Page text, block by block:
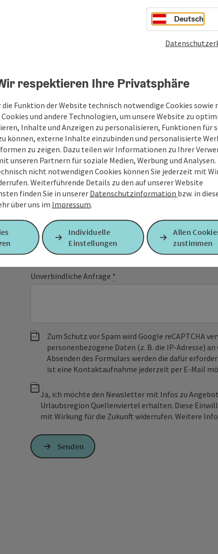
sich hierbei der
in der letzten
Ihre Nachricht
Felder mit*sind Pflichtfelder
Vorname Nachname
Unverbindliche Anfrage *
Zum Schutz vor Spam wird Google reCAPTCHA
personenbezogene Daten (z. B. die IP-Adresse)
Absenden des Formulars werden die dafür
ist eine Kontaktaufnahme jederzeit per E-Mail
Ja, ich möchte den Newsletter mit Infos zu
Urlaubsregion Quellenviertel erhalten. Diese
mit Wirkung für die Zukunft widerrufen. Weitere
Senden
Deutsch
respektieren Ihre Privatsphäre
die Funktion der Website technisch notwendige Cookies sowie
und andere Technologien, um unsere Website zu
Inhalte und Anzeigen zu personalisieren, Funktionen für
können, externe Inhalte einzubinden und personalisierte
zu zeigen. Dazu teilen wir Informationen zu Ihrer
unseren Partnern für soziale Medien, Werbung und Analysen.
nicht notwendigen Cookies können Sie jederzeit mit
Weiterführende Details zu den auf unserer Website
finden Sie in unserer Datenschutzinformation bzw. in
über uns im Impressum.
Individuelle
Einstellungen
Allen
zustimmen